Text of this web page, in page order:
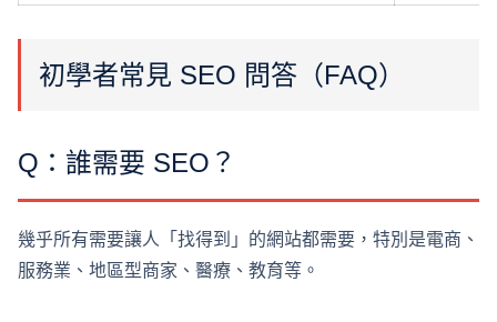
初學者常見 SEO 問答（FAQ）
Q：誰需要 SEO？
幾乎所有需要讓人「找得到」的網站都需要，特別是電商、
服務業、地區型商家、醫療、教育等。